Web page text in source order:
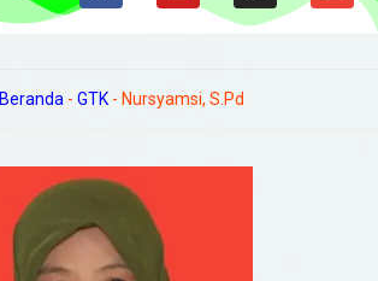
Beranda - GTK - Nursyamsi, S.Pd